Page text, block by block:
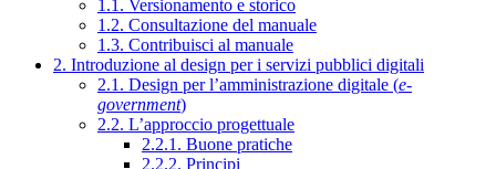
1.1. Versionamento e storico
1.2. Consultazione del manuale
1.3. Contribuisci al manuale
2. Introduzione al design per i servizi pubblici digitali
2.1. Design per l’amministrazione digitale (e-
government)
2.2. L’approccio progettuale
2.2.1. Buone pratiche
2.2.2. Principi